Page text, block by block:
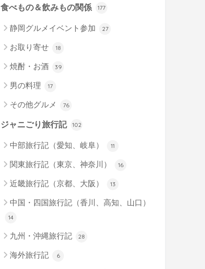
食べもの＆飲みもの関係 177
静岡グルメイベント参加 27
お取り寄せ 18
焼酎・お酒 39
男の料理 17
その他グルメ 76
ジャニごり旅行記 102
中部旅行記（愛知、岐阜） 11
関東旅行記（東京、神奈川） 16
近畿旅行記（京都、大阪） 13
中国・四国旅行記（香川、高知、山口）
14
九州・沖縄旅行記 28
海外旅行記 6